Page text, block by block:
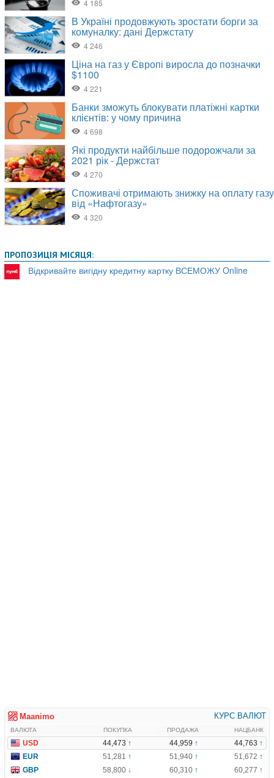
ПРОПОЗИЦІЯ МІСЯЦЯ:
Відкривайте вигідну кредитну картку ВСЕМОЖУ Online